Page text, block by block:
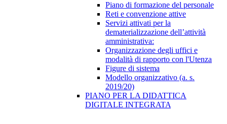
Piano di formazione del personale
Reti e convenzione attive
Servizi attivati per la
dematerializzazione dell’attività
amministrativa:
Organizzazione degli uffici e
modalità di rapporto con l'Utenza
Figure di sistema
Modello organizzativo (a. s.
2019/20)
PIANO PER LA DIDATTICA
DIGITALE INTEGRATA